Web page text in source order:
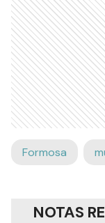
Formosa
NOTAS